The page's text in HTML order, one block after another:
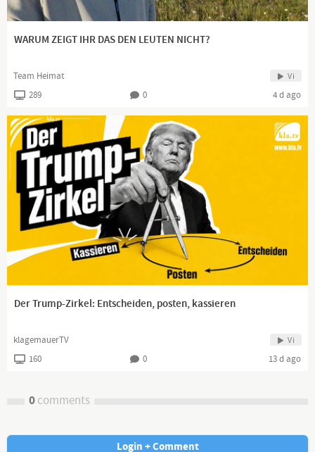
WARUM ZEIGT IHR DAS DEN LEUTEN NICHT?
Team Heimat Vi
289 0 4 d ago
Der Trump-Zirkel: Entscheiden, posten, kassieren
klagemauerTV Vi
160 0 13 d ago
0comments
Login + Comment